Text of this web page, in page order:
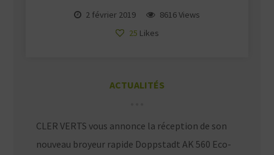
2 février 2019
8616 Views
25 Likes
ACTUALITÉS
CLER VERTS vous annonce la réception de son
nouveau broyeur rapide Doppstadt AK 560 Eco-